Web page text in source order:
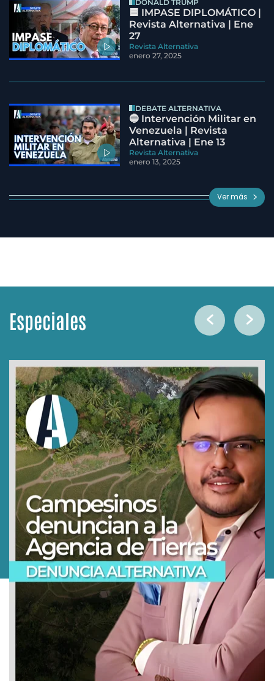
DONALD TRUMP
🟦 IMPASE DIPLOMÁTICO |
Revista Alternativa | Ene
27
Revista Alternativa
enero 27, 2025
DEBATE ALTERNATIVA
🔵 Intervención Militar en
Venezuela | Revista
Alternativa | Ene 13
Revista Alternativa
enero 13, 2025
Ver más
Especiales